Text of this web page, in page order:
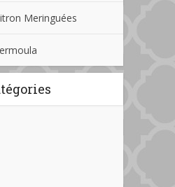
Meringuées